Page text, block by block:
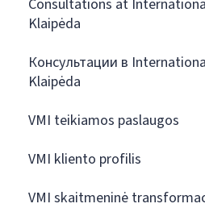
Consultations at
Klaipėda
Консультации в
Klaipėda
VMI teikiamos paslaugos
VMI kliento profilis
VMI skaitmeninė